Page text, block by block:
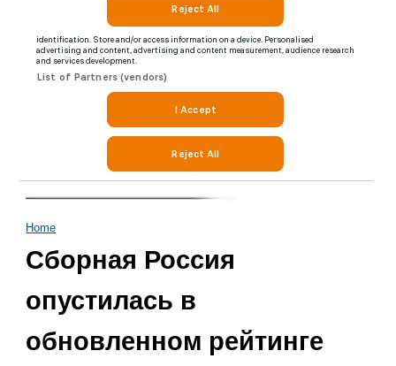
Home
Сборная Россия
опустилась в
обновленном рейтинге